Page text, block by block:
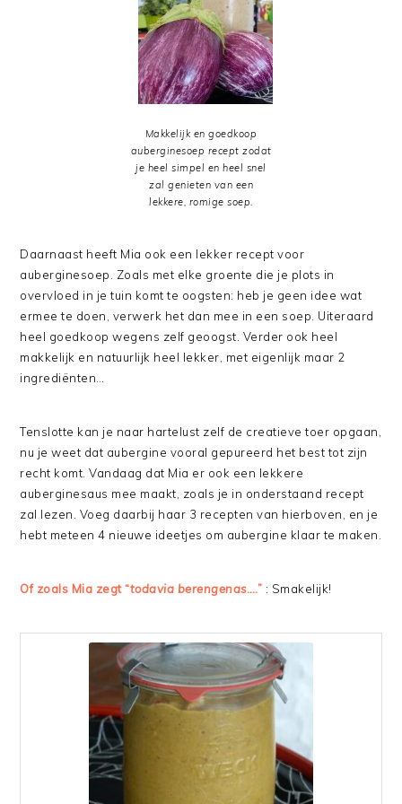
Makkelijk en goedkoop
auberginesoep recept zodat
je heel simpel en heel snel
zal genieten van een
lekkere, romige soep.
Daarnaast heeft Mia ook een lekker recept voor
auberginesoep. Zoals met elke groente die je plots in
overvloed in je tuin komt te oogsten: heb je geen idee wat
ermee te doen, verwerk het dan mee in een soep. Uiteraard
heel goedkoop wegens zelf geoogst. Verder ook heel
makkelijk en natuurlijk heel lekker, met eigenlijk maar 2
ingrediënten…
Tenslotte kan je naar hartelust zelf de creatieve toer opgaan,
nu je weet dat aubergine vooral gepureerd het best tot zijn
recht komt. Vandaag dat Mia er ook een lekkere
auberginesaus mee maakt, zoals je in onderstaand recept
zal lezen. Voeg daarbij haar 3 recepten van hierboven, en je
hebt meteen 4 nieuwe ideetjes om aubergine klaar te maken.
Of zoals Mia zegt “todavia berengenas….” : Smakelijk!